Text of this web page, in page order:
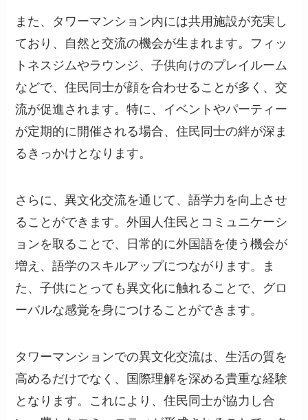
また、タワーマンション内には共用施設が充実し
ており、自然と交流の機会が生まれます。フィッ
トネスジムやラウンジ、子供向けのプレイルーム
などで、住民同士が顔を合わせることが多く、交
流が促進されます。特に、イベントやパーティー
が定期的に開催される場合、住民同士の絆が深ま
るきっかけとなります。
さらに、異文化交流を通じて、語学力を向上させ
ることができます。外国人住民とコミュニケーシ
ョンを取ることで、日常的に外国語を使う機会が
増え、語学のスキルアップにつながります。ま
た、子供にとっても異文化に触れることで、グロ
ーバルな感覚を身につけることができます。
タワーマンションでの異文化交流は、生活の質を
高めるだけでなく、国際理解を深める貴重な経験
となります。これにより、住民同士が協力し合